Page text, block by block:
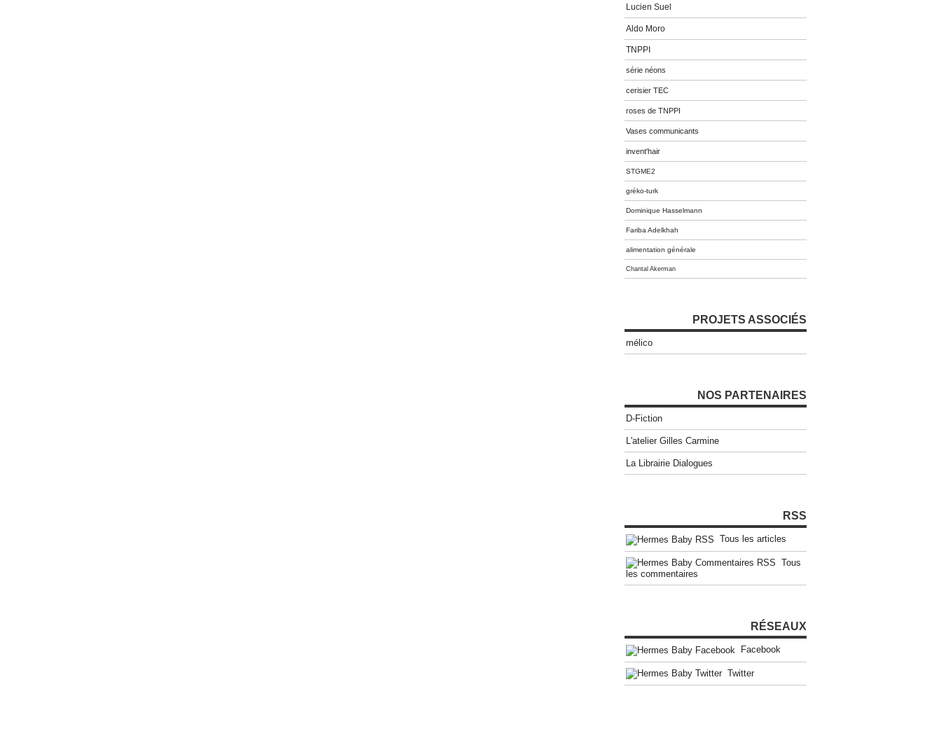
Lucien Suel
Aldo Moro
TNPPI
série néons
cerisier TEC
roses de TNPPI
Vases communicants
invent'hair
STGME2
gréko-turk
Dominique Hasselmann
Fariba Adelkhah
alimentation générale
Chantal Akerman
PROJETS ASSOCIÉS
mélico
NOS PARTENAIRES
D-Fiction
L'atelier Gilles Carmine
La Librairie Dialogues
RSS
Tous les articles
Tous
les commentaires
RÉSEAUX
Facebook
Twitter